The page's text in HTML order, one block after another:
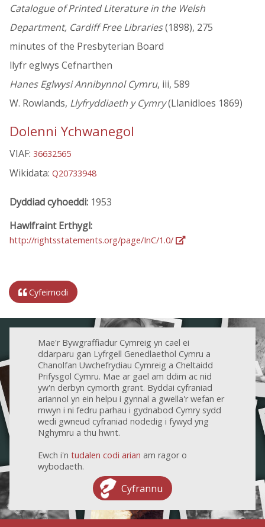
Catalogue of Printed Literature in the Welsh
Department, Cardiff Free Libraries(1898), 275
minutes of the Presbyterian Board
llyfr eglwys Cefnarthen
Hanes Eglwysi Annibynnol Cymru, iii, 589
W. Rowlands, Llyfryddiaeth y Cymry(Llanidloes 1869)
Dolenni Ychwanegol
VIAF: 36632565
Wikidata: Q20733948
Dyddiad cyhoeddi: 1953
Hawlfraint Erthygl:
http://rightsstatements.org/page/InC/1.0/
Cyfeirnodi
Mae'r Bywgraffiadur Cymreig yn cael ei
ddarparu gan Lyfrgell Genedlaethol Cymru a
Chanolfan Uwchefrydiau Cymreig a Cheltaidd
Prifysgol Cymru. Mae ar gael am ddim ac nid
yw'n derbyn cymorth grant. Byddai cyfraniad
ariannol yn ein helpu i gynnal a gwella'r wefan er
mwyn i ni fedru parhau i gydnabod Cymry sydd
wedi gwneud cyfraniad nodedig i fywyd yng
Nghymru a thu hwnt.
Ewch i'n tudalen codi arian am ragor o
wybodaeth.
Cyfrannu